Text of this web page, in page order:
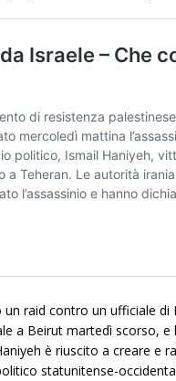
un raid contro un ufficiale
a Beirut martedì scorso, e
è riuscito a creare e
statunitense-